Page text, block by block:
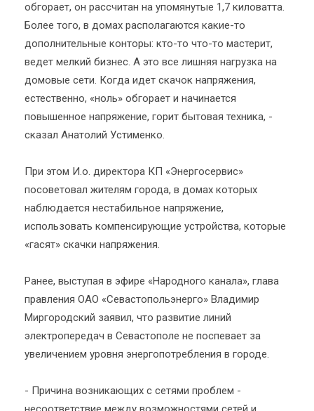
обгорает, он рассчитан на упомянутые 1,7 киловатта.
Более того, в домах располагаются какие-то
дополнительные конторы: кто-то что-то мастерит,
ведет мелкий бизнес. А это все лишняя нагрузка на
домовые сети. Когда идет скачок напряжения,
естественно, «ноль» обгорает и начинается
повышенное напряжение, горит бытовая техника, -
сказал Анатолий Устименко.
При этом И.о. директора КП «Энергосервис»
посоветовал жителям города, в домах которых
наблюдается нестабильное напряжение,
использовать компенсирующие устройства, которые
«гасят» скачки напряжения.
Ранее, выступая в эфире «Народного канала», глава
правления ОАО «Севастопольэнерго» Владимир
Миргородский заявил, что развитие линий
электропередач в Севастополе не поспевает за
увеличением уровня энергопотребления в городе.
- Причина возникающих с сетями проблем -